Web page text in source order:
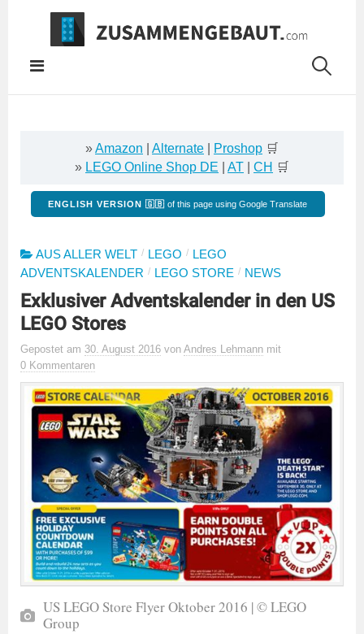
Springe
Inhalt
»Amazon Alternate Proshop 🛒
» LEGO Online Shop DE AT CH 🛒
ENGLISH VERSION 🇬🇧 of this page using Google Translate
AUS ALLER WELT / LEGO / LEGO
ADVENTSKALENDER / LEGO STORE / NEWS
Exklusiver Adventskalender in den US
LEGO Stores
Gepostet am 30. August 2016 von Andres Lehmann mit
0 Kommentaren
US LEGO Store Flyer Oktober 2016 | © LEGO
Group